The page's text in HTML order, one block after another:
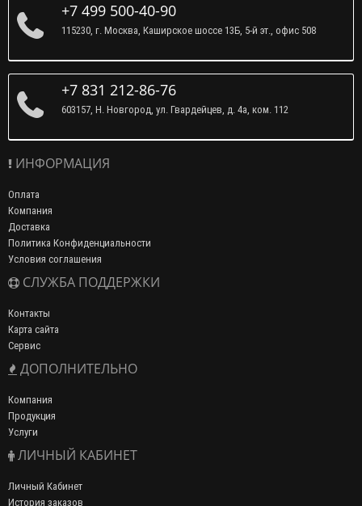
+7 499 500-40-90
115230, г. Москва, Каширское шоссе 13Б, 5-й эт., офис 508
+7 831 212-86-76
603157, Н. Новгород, ул. Гвардейцев, д. 4а, ком. 112
ИНФОРМАЦИЯ
Оплата
Компания
Доставка
Политика Конфиденциальности
Условия соглашения
СЛУЖБА ПОДДЕРЖКИ
Контакты
Карта сайта
Сервис
ДОПОЛНИТЕЛЬНО
Компания
Продукция
Услуги
ЛИЧНЫЙ КАБИНЕТ
Личный Кабинет
История заказов